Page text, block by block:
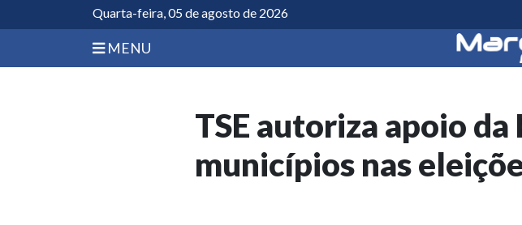
Quarta-feira, 05 de agosto de 2026
MENU
TSE autoriza apoio
municípios nas